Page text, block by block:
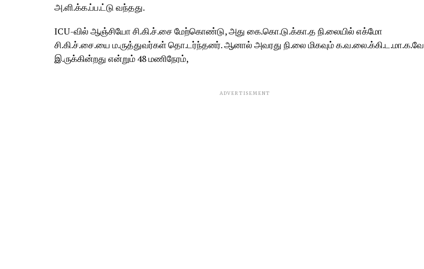
அ.ளி.க்க.ப்ப.ட்டு வந்தது.
ICU-வில் ஆஞ்சியோ சி.கி.ச்.சை மேற்கொண்டு, அது கை.கொ.டு.க்கா.த நி.லையில் எக்மோ
சி.கி.ச்.சை.யை ம.ருத்துவர்கள் தொ.டர்ந்தனர். ஆனால் அவரது நி.லை மிகவும் க.வ.லை.க்கி.ட.மா.க.வே
இ.ருக்கின்றது என்றும் 48 மணிநேரம்,
ADVERTISEMENT